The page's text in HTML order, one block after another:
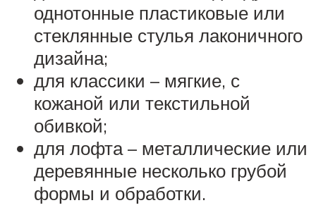
однотонные пластиковые или
стеклянные стулья лаконичного
дизайна;
для классики – мягкие, с
кожаной или текстильной
обивкой;
для лофта – металлические или
деревянные несколько грубой
формы и обработки.